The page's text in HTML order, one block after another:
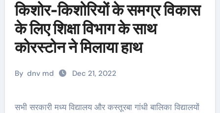
किशोर-किशोरियों के समग्र विकास
के लिए शिक्षा विभाग के साथ
कोरस्टोन ने मिलाया हाथ
By dnv md Dec 21, 2022
सभी सरकारी मध्य विद्यालय और कस्तूरबा गांधी बालिका विद्यालयों